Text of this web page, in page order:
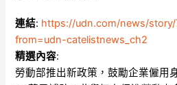
連結: https://udn.com/news/story/
from=udn-catelistnews_ch2
精選內容:
勞動部推出新政策，鼓勵企業僱用